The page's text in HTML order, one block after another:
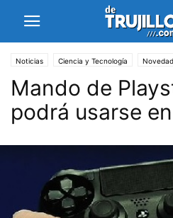
Noticias Ciencia y Tecnología
Mando de
podrá usarse